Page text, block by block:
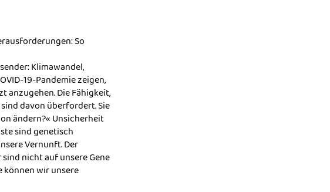
So
Klimawandel,
19-Pandemie zeigen,
anzugehen. Die Fähigkeit,
davon überfordert. Sie
ändern?« Unsicherheit
sind genetisch
Vernunft. Der
nicht auf unsere Gene
können wir unsere